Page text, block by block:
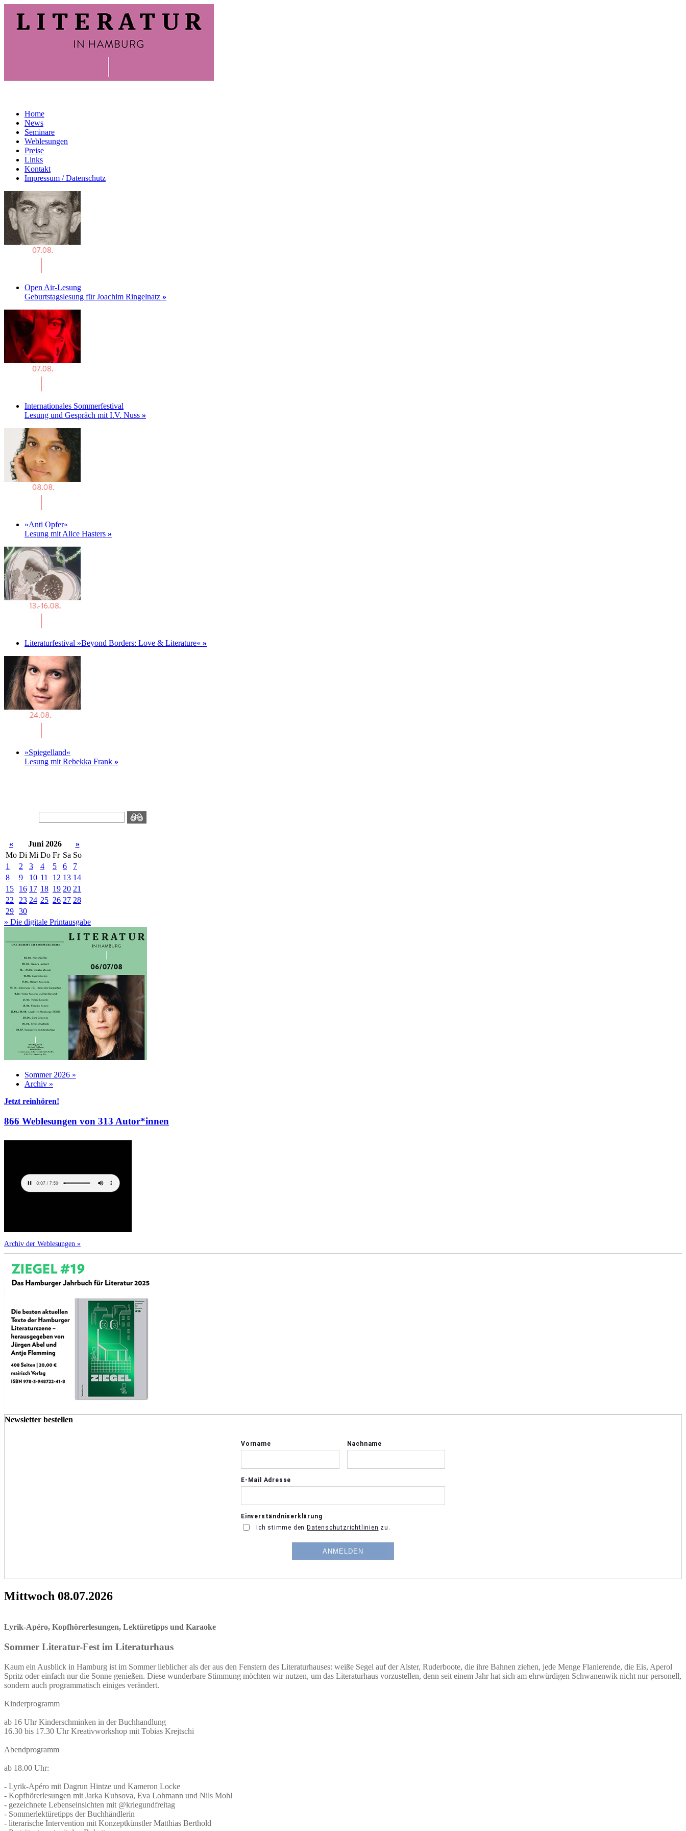
Home
News
Seminare
Weblesungen
Preise
Links
Kontakt
Impressum / Datenschutz
Open Air-Lesung
Geburtstagslesung für Joachim Ringelnatz »
Internationales Sommerfestival
Lesung und Gespräch mit I.V. Nuss »
»Anti Opfer«
Lesung mit Alice Hasters »
Literaturfestival »Beyond Borders: Love & Literature« »
»Spiegelland«
Lesung mit Rebekka Frank »
« Juni 2026
»
Mo Di Mi Do Fr Sa So
1
2 3 4 5 6
7
8
9 10 11 12 13 14
15
16 17 18 19 20 21
22
23 24 25 26 27 28
29 30
» Die digitale Printausgabe
Sommer 2026 »
Archiv »
Jetzt reinhören!
866 Weblesungen von 313 Autor*innen
Archiv der Weblesungen »
Newsletter bestellen
Mittwoch 08.07.2026
Lyrik-Apéro, Kopfhörerlesungen, Lektüretipps und Karaoke
Sommer Literatur-Fest im Literaturhaus
Kaum ein Ausblick in Hamburg ist im Sommer lieblicher als der aus den Fenstern des Literaturhauses: weiße Segel auf der Alster, Ruderboote, die ihre Bahnen ziehen, jede Menge Flanierende, die Eis, Aperol
Spritz oder einfach nur die Sonne genießen. Diese wunderbare Stimmung möchten wir nutzen, um das Literaturhaus vorzustellen, denn seit einem Jahr hat sich am ehrwürdigen Schwanenwik nicht nur personell,
sondern auch programmatisch einiges verändert.
Kinderprogramm
ab 16 Uhr Kinderschminken in der Buchhandlung
16.30 bis 17.30 Uhr Kreativworkshop mit Tobias Krejtschi
Abendprogramm
ab 18.00 Uhr:
- Lyrik-Apéro mit Dagrun Hintze und Kameron Locke
- Kopfhörerlesungen mit Jarka Kubsova, Eva Lohmann und Nils Mohl
- gezeichnete Lebenseinsichten mit @kriegundfreitag
- Sommerlektüretipps der Buchhändlerin
- literarische Intervention mit Konzeptkünstler Matthias Berthold